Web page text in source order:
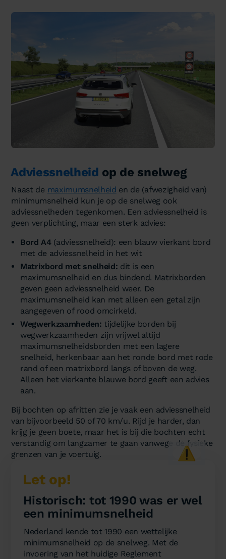
Adviessnelheid op de snelweg
Naast de maximumsnelheid en de (afwezigheid van)
minimumsnelheid kun je op de snelweg ook
adviessnelheden tegenkomen. Een adviessnelheid is
geen verplichting, maar een sterk advies:
Bord A4(adviessnelheid): een blauw vierkant bord
met de adviessnelheid in het wit
Matrixbord met snelheid: dit is een
maximumsnelheid en dus bindend. Matrixborden
geven geen adviessnelheid weer. De
maximumsnelheid kan met alleen een getal zijn
aangegeven of rood omcirkeld.
Wegwerkzaamheden: tijdelijke borden bij
wegwerkzaamheden zijn vrijwel altijd
maximumsnelheidsborden met een lagere
snelheid, herkenbaar aan het ronde bord met rode
rand of een matrixbord langs of boven de weg.
Alleen het vierkante blauwe bord geeft een advies
aan.
Bij bochten op afritten zie je vaak een adviessnelheid
van bijvoorbeeld 50 of 70 km/u. Rijd je harder, dan
krijg je geen boete, maar het is bij die bochten echt
verstandig om langzamer te gaan vanwege de fysieke
grenzen van je voertuig.
Let op!
⚠️
Historisch: tot 1990 was er wel
een minimumsnelheid
Nederland kende tot 1990 een wettelijke
minimumsnelheid op de snelweg. Met de
invoering van het huidige Reglement